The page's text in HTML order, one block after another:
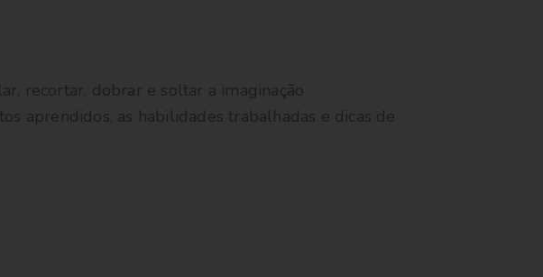
recortar, dobrar e soltar a imaginação
aprendidos, as habilidades trabalhadas e dicas de